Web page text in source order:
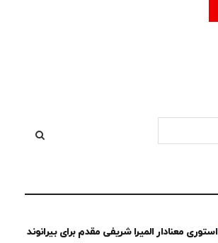
استوری معنادار المیرا شریفی مقدم برای بیرانوند